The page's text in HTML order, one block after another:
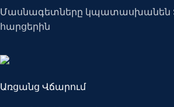
Մասնագետները կպատասխանեն
հարցերին
Առցանց Վճարում